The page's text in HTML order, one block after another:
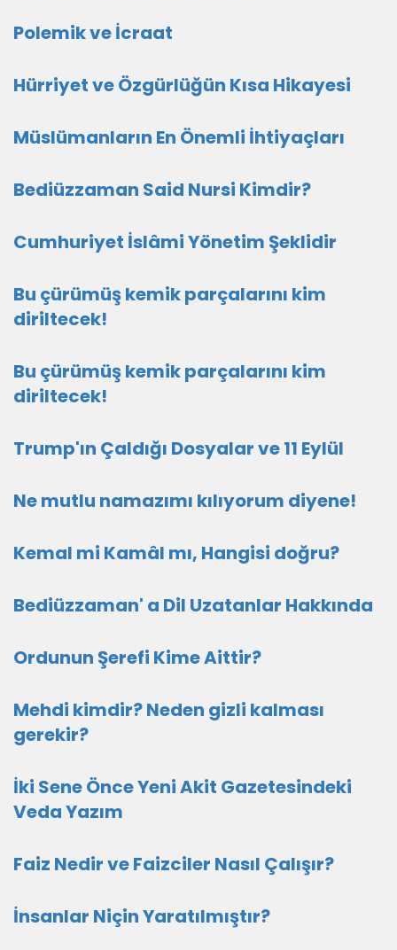
Polemik ve İcraat
Hürriyet ve Özgürlüğün Kısa Hikayesi
Müslümanların En Önemli İhtiyaçları
Bediüzzaman Said Nursi Kimdir?
Cumhuriyet İslâmi Yönetim Şeklidir
Bu çürümüş kemik parçalarını kim
diriltecek!
Bu çürümüş kemik parçalarını kim
diriltecek!
Trump'ın Çaldığı Dosyalar ve 11 Eylül
Ne mutlu namazımı kılıyorum diyene!
Kemal mi Kamâl mı, Hangisi doğru?
Bediüzzaman' a Dil Uzatanlar Hakkında
Ordunun Şerefi Kime Aittir?
Mehdi kimdir? Neden gizli kalması
gerekir?
İki Sene Önce Yeni Akit Gazetesindeki
Veda Yazım
Faiz Nedir ve Faizciler Nasıl Çalışır?
İnsanlar Niçin Yaratılmıştır?